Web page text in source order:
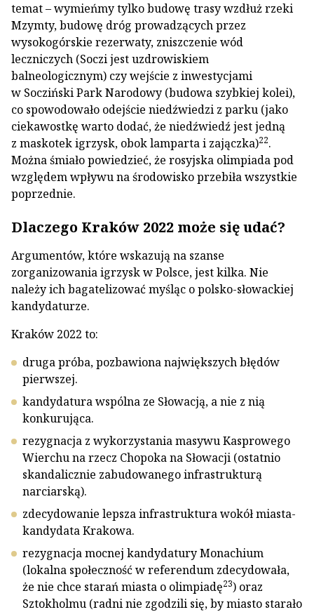
temat – wymieńmy tylko budowę trasy wzdłuż rzeki
Mzymty, budowę dróg prowadzących przez
wysokogórskie rezerwaty, zniszczenie wód
leczniczych (Soczi jest uzdrowiskiem
balneologicznym) czy wejście z inwestycjami
w Socziński Park Narodowy (budowa szybkiej kolei),
co spowodowało odejście niedźwiedzi z parku (jako
ciekawostkę warto dodać, że niedźwiedź jest jedną
z maskotek igrzysk, obok lamparta i zajączka)22.
Można śmiało powiedzieć, że rosyjska olimpiada pod
względem wpływu na środowisko przebiła wszystkie
poprzednie.
Dlaczego Kraków 2022 może się udać?
Argumentów, które wskazują na szanse
zorganizowania igrzysk w Polsce, jest kilka. Nie
należy ich bagatelizować myśląc o polsko-słowackiej
kandydaturze.
Kraków 2022 to:
druga próba, pozbawiona największych błędów
pierwszej.
kandydatura wspólna ze Słowacją, a nie z nią
konkurująca.
rezygnacja z wykorzystania masywu Kasprowego
Wierchu na rzecz Chopoka na Słowacji (ostatnio
skandalicznie zabudowanego infrastrukturą
narciarską).
zdecydowanie lepsza infrastruktura wokół miasta-
kandydata Krakowa.
rezygnacja mocnej kandydatury Monachium
(lokalna społeczność w referendum zdecydowała,
że nie chce starań miasta o olimpiadę23) oraz
Sztokholmu (radni nie zgodzili się, by miasto starało